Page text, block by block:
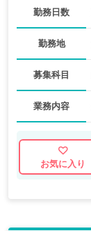
勤務日数
勤務地
募集科目
業務内容
お気に入り